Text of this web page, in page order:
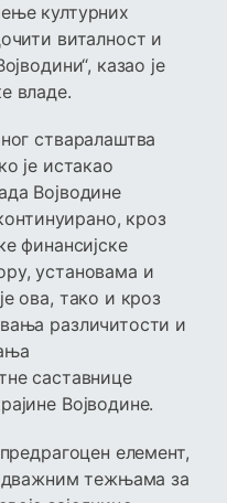
културних
виталност и
казао је
владе.
стваралаштва
је истакао
Војводине
кроз
финансијске
установама и
ова, тако и кроз
различитости и
саставнице
Војводине.
елемент,
тежњама за